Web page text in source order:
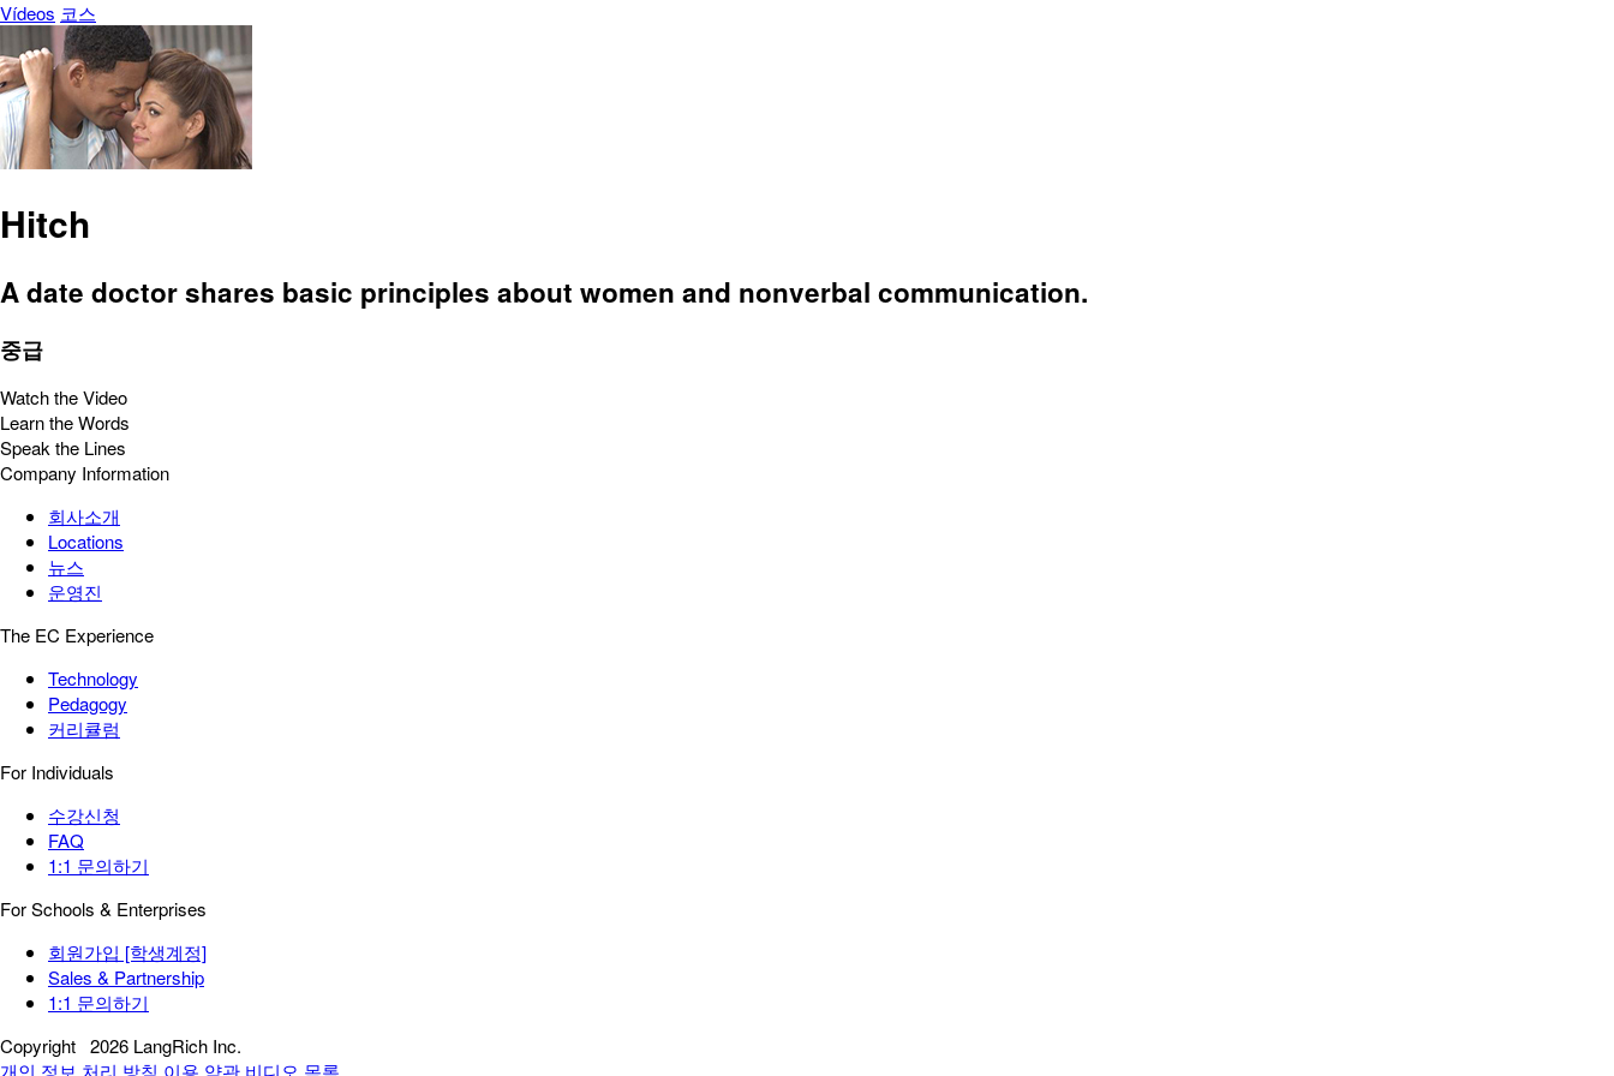
Vídeos 코스
Hitch
A date doctor shares basic principles about women and nonverbal communication.
중급
Watch the Video
Learn the Words
Speak the Lines
Company Information
회사소개
Locations
뉴스
운영진
The EC Experience
Technology
Pedagogy
커리큘럼
For Individuals
수강신청
FAQ
1:1 문의하기
For Schools & Enterprises
회원가입 [학생계정]
Sales & Partnership
1:1 문의하기
Copyright 2026 LangRich Inc.